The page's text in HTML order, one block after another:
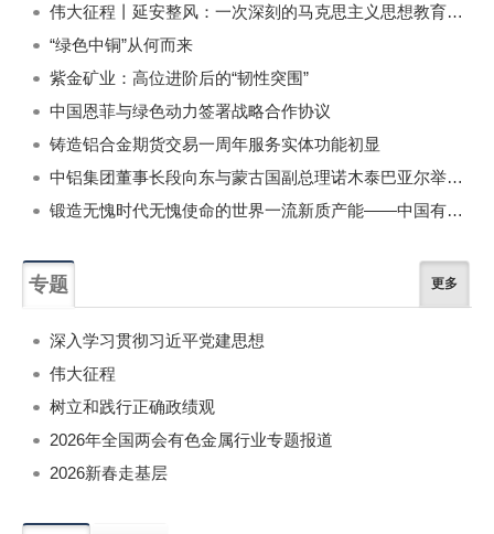
伟大征程丨延安整风：一次深刻的马克思主义思想教育运动
“绿色中铜”从何而来
紫金矿业：高位进阶后的“韧性突围”
中国恩菲与绿色动力签署战略合作协议
铸造铝合金期货交易一周年服务实体功能初显
中铝集团董事长段向东与蒙古国副总理诺木泰巴亚尔举行会谈
锻造无愧时代无愧使命的世界一流新质产能——中国有色金属工业的战略应对与破局之道（二）
专题 更多
深入学习贯彻习近平党建思想
伟大征程
树立和践行正确政绩观
2026年全国两会有色金属行业专题报道
2026新春走基层